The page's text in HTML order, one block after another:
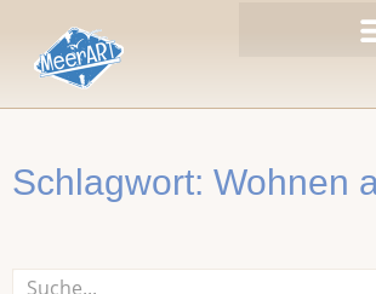
springen
Schlagwort: Wohnen
Suche